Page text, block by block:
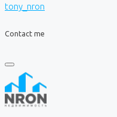
tony_nron
Contact me